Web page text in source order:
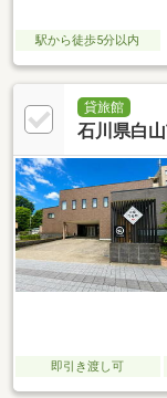
駅から徒歩5分以内
貸旅館
石川県白
即引き渡し可